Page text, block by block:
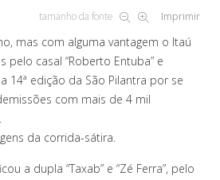
tamanho da fonte Imprimir
mas com alguma vantagem o Itaú
pelo casal “Roberto Entuba” e
14ª edição da São Pilantra por se
com mais de 4 mil
da corrida-sátira.
a dupla “Taxab” e “Zé Ferra”, pelo